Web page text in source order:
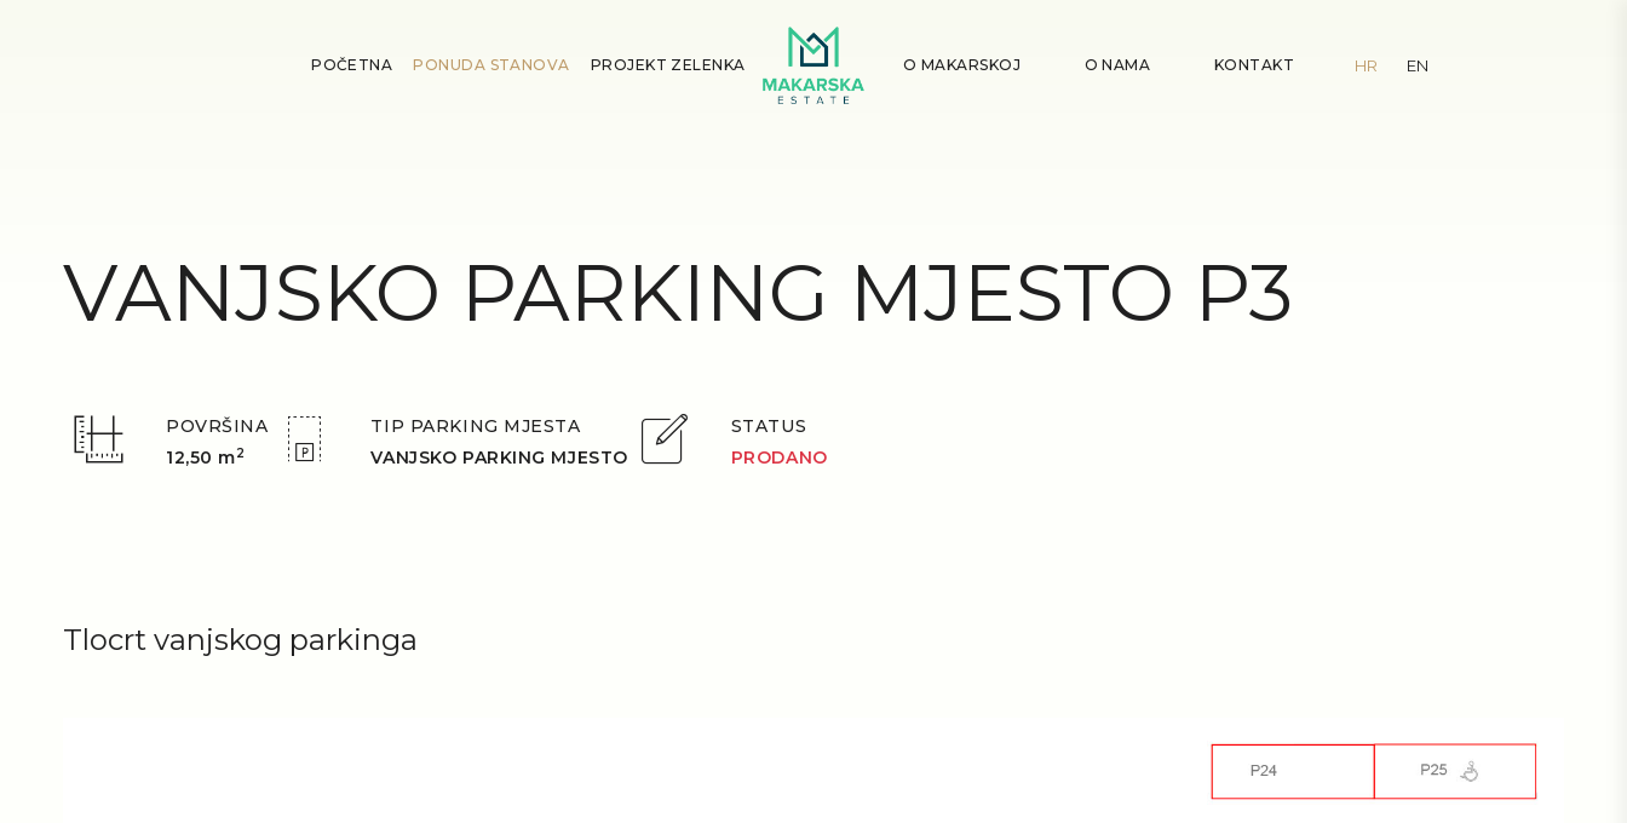
POČETNA PONUDA STANOVA PROJEKT ZELENKA O MAKARSKOJ O NAMA KONTAKT HR EN
VANJSKO PARKING MJESTO P3
POVRŠINA
12,50 m2
TIP PARKING MJESTA
VANJSKO PARKING MJESTO
STATUS
PRODANO
Tlocrt vanjskog parkinga